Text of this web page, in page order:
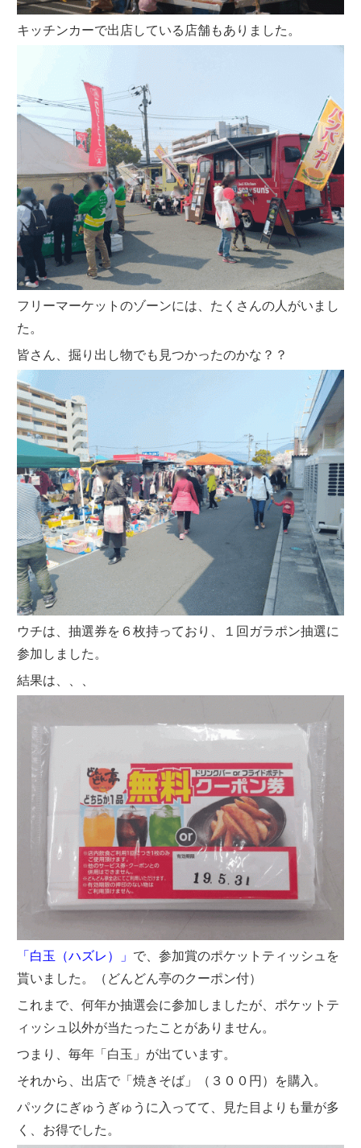
キッチンカーで出店している店舗もありました。
フリーマーケットのゾーンには、たくさんの人がいまし
た。
皆さん、掘り出し物でも見つかったのかな？？
ウチは、抽選券を６枚持っており、１回ガラポン抽選に
参加しました。
結果は、、、
「白玉（ハズレ）」 で、参加賞のポケットティッシュを
貰いました。（どんどん亭のクーポン付）
これまで、何年か抽選会に参加しましたが、ポケットテ
ィッシュ以外が当たったことがありません。
つまり、毎年「白玉」が出ています。
それから、出店で「焼きそば」（３００円）を購入。
パックにぎゅうぎゅうに入ってて、見た目よりも量が多
く、お得でした。